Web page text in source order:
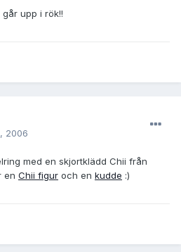
upp i rök!!
2006
med en skjortklädd Chii från
en Chii figur och en kudde :)